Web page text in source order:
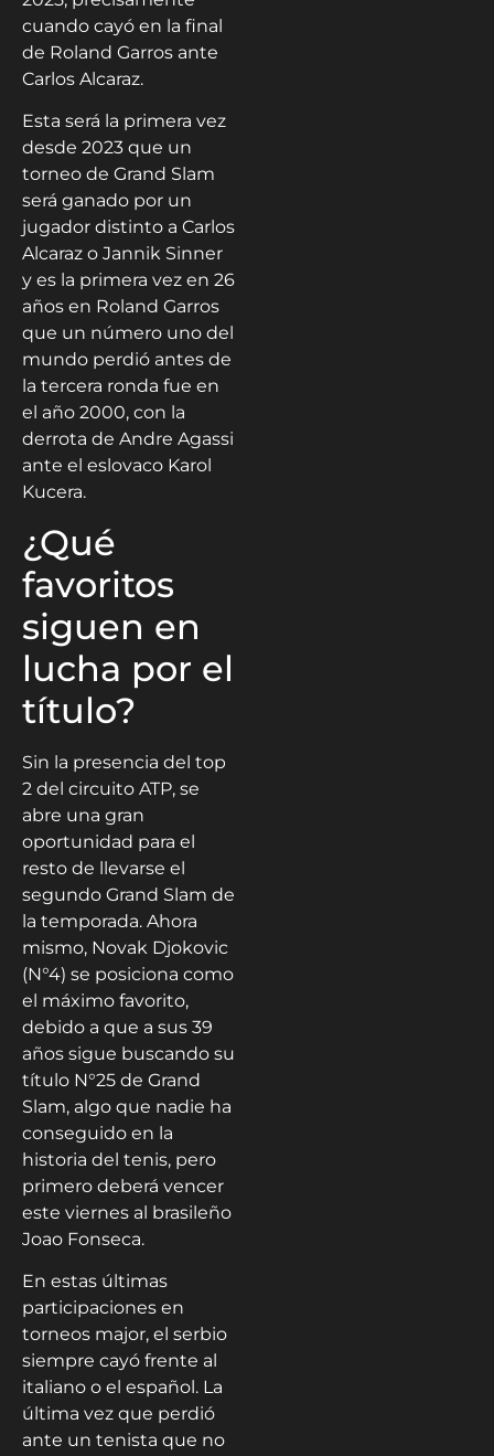
cuando cayó en la final
de Roland Garros ante
Carlos Alcaraz.
Esta será la primera vez
desde 2023 que un
torneo de Grand Slam
será ganado por un
jugador distinto a Carlos
Alcaraz o Jannik Sinner
y es la primera vez en 26
años en Roland Garros
que un número uno del
mundo perdió antes de
la tercera ronda fue en
el año 2000, con la
derrota de Andre Agassi
ante el eslovaco Karol
Kucera.
¿Qué
favoritos
siguen en
lucha por el
título?
Sin la presencia del top
2 del circuito ATP, se
abre una gran
oportunidad para el
resto de llevarse el
segundo Grand Slam de
la temporada. Ahora
mismo, Novak Djokovic
(N°4) se posiciona como
el máximo favorito,
debido a que a sus 39
años sigue buscando su
título N°25 de Grand
Slam, algo que nadie ha
conseguido en la
historia del tenis, pero
primero deberá vencer
este viernes al brasileño
Joao Fonseca.
En estas últimas
participaciones en
torneos major, el serbio
siempre cayó frente al
italiano o el español. La
última vez que perdió
ante un tenista que no